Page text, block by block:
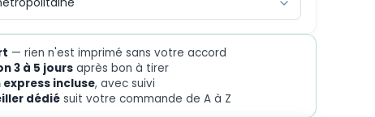
— rien n'est imprimé sans votre accord
3 à 5 joursaprès bon à tirer
incluse, avec suivi
dédiésuit votre commande de A à Z